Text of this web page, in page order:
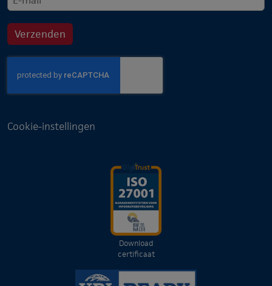
Cookie-instellingen
Download
certificaat